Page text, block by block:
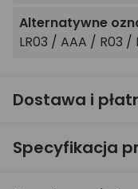
Alternatywne
LR03 / AAA / R03
Dostawa i
Specyfikacja